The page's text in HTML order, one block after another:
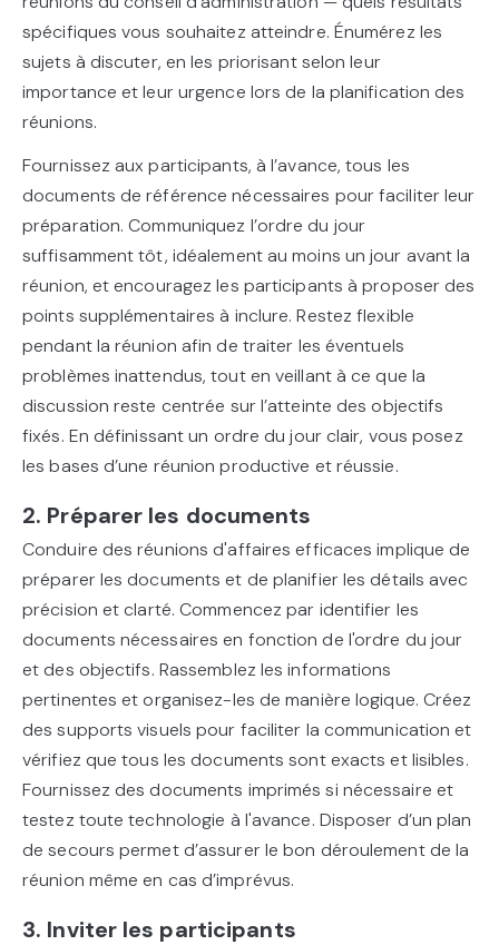
spécifiques vous souhaitez atteindre. Énumérez les
sujets à discuter, en les priorisant selon leur
importance et leur urgence lors de la planification des
réunions.
Fournissez aux participants, à l’avance, tous les
documents de référence nécessaires pour faciliter leur
préparation. Communiquez l’ordre du jour
suffisamment tôt, idéalement au moins un jour avant la
réunion, et encouragez les participants à proposer des
points supplémentaires à inclure. Restez flexible
pendant la réunion afin de traiter les éventuels
problèmes inattendus, tout en veillant à ce que la
discussion reste centrée sur l’atteinte des objectifs
fixés. En définissant un ordre du jour clair, vous posez
les bases d’une réunion productive et réussie.
2. Préparer les documents
Conduire des réunions d'affaires efficaces implique de
préparer les documents et de planifier les détails avec
précision et clarté. Commencez par identifier les
documents nécessaires en fonction de l'ordre du jour
et des objectifs. Rassemblez les informations
pertinentes et organisez-les de manière logique. Créez
des supports visuels pour faciliter la communication et
vérifiez que tous les documents sont exacts et lisibles.
Fournissez des documents imprimés si nécessaire et
testez toute technologie à l'avance. Disposer d’un plan
de secours permet d’assurer le bon déroulement de la
réunion même en cas d’imprévus.
3. Inviter les participants